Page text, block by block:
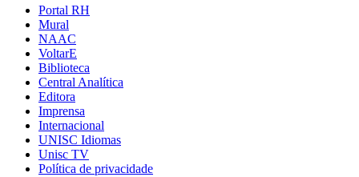
Portal RH
Mural
NAAC
VoltarE
Biblioteca
Central Analítica
Editora
Imprensa
Internacional
UNISC Idiomas
Unisc TV
Política de privacidade